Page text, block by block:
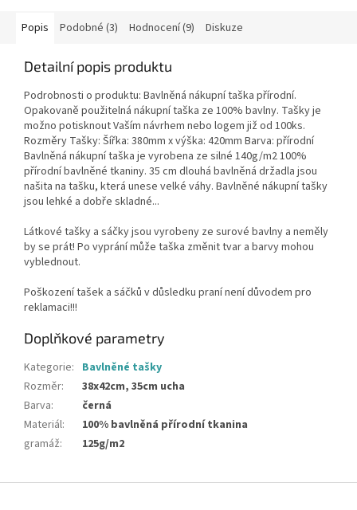
Popis Podobné (3) Hodnocení (9) Diskuze
Detailní popis produktu
Podrobnosti o produktu: Bavlněná nákupní taška přírodní.
Opakovaně použitelná nákupní taška ze 100% bavlny. Tašky je
možno potisknout Vaším návrhem nebo logem již od 100ks.
Rozměry Tašky: Šířka: 380mm x výška: 420mm Barva: přírodní
Bavlněná nákupní taška je vyrobena ze silné 140g/m2 100%
přírodní bavlněné tkaniny. 35 cm dlouhá bavlněná držadla jsou
našita na tašku, která unese velké váhy. Bavlněné nákupní tašky
jsou lehké a dobře skladné...
Látkové tašky a sáčky jsou vyrobeny ze surové bavlny a neměly
by se prát! Po vyprání může taška změnit tvar a barvy mohou
vyblednout.
Poškození tašek a sáčků v důsledku praní není důvodem pro
reklamaci!!!
Doplňkové parametry
Kategorie: Bavlněné tašky
Rozměr:
38x42cm, 35cm ucha
Barva:
černá
Materiál:
100% bavlněná přírodní tkanina
gramáž: 125g/m2